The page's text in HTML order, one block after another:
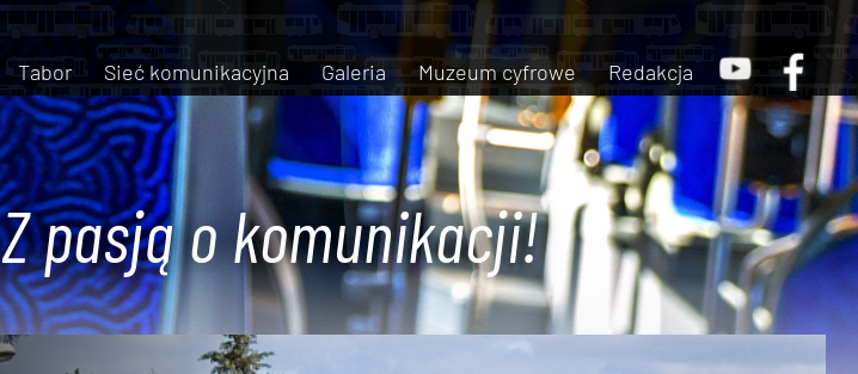
Tabor Sieć komunikacyjna Galeria Muzeum cyfrowe Redakcja
Z pasją o komunikacji!